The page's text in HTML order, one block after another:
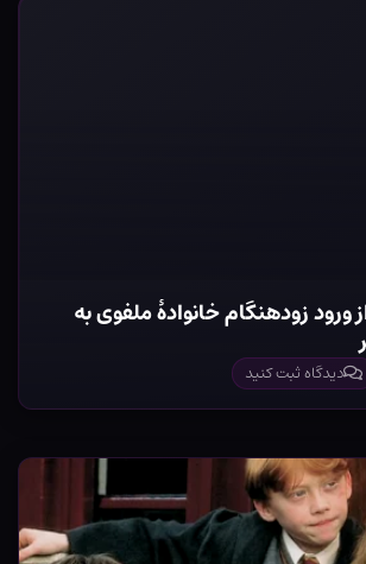
ورود زودهنگام خانوادۀ ملفوی به
دیدگاه ثبت کنید